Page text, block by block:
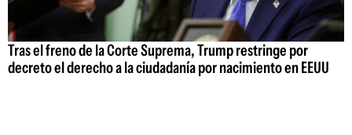
Tras el freno de la Corte Suprema, Trump restringe por
decreto el derecho a la ciudadanía por nacimiento en EEUU